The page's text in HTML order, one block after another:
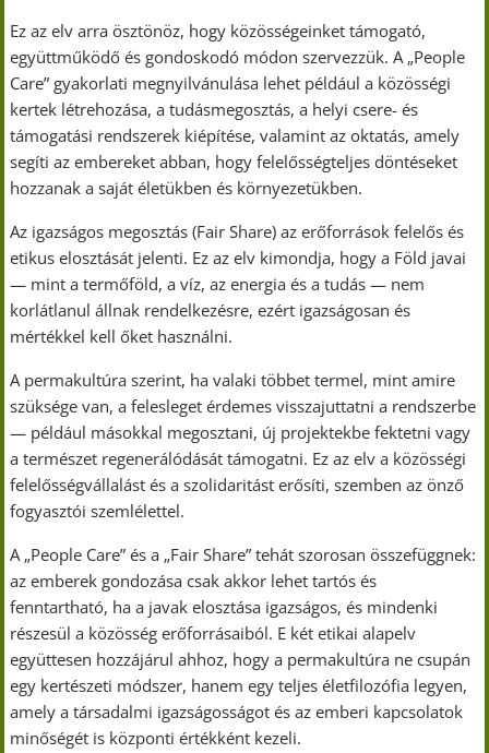
Ez az elv arra ösztönöz, hogy közösségeinket támogató,
együttműködő és gondoskodó módon szervezzük. A „People
Care” gyakorlati megnyilvánulása lehet például a közösségi
kertek létrehozása, a tudásmegosztás, a helyi csere- és
támogatási rendszerek kiépítése, valamint az oktatás, amely
segíti az embereket abban, hogy felelősségteljes döntéseket
hozzanak a saját életükben és környezetükben.
Az igazságos megosztás (Fair Share) az erőforrások felelős és
etikus elosztását jelenti. Ez az elv kimondja, hogy a Föld javai
— mint a termőföld, a víz, az energia és a tudás — nem
korlátlanul állnak rendelkezésre, ezért igazságosan és
mértékkel kell őket használni.
A permakultúra szerint, ha valaki többet termel, mint amire
szüksége van, a felesleget érdemes visszajuttatni a rendszerbe
— például másokkal megosztani, új projektekbe fektetni vagy
a természet regenerálódását támogatni. Ez az elv a közösségi
felelősségvállalást és a szolidaritást erősíti, szemben az önző
fogyasztói szemlélettel.
A „People Care” és a „Fair Share” tehát szorosan összefüggnek:
az emberek gondozása csak akkor lehet tartós és
fenntartható, ha a javak elosztása igazságos, és mindenki
részesül a közösség erőforrásaiból. E két etikai alapelv
együttesen hozzájárul ahhoz, hogy a permakultúra ne csupán
egy kertészeti módszer, hanem egy teljes életfilozófia legyen,
amely a társadalmi igazságosságot és az emberi kapcsolatok
minőségét is központi értékként kezeli.